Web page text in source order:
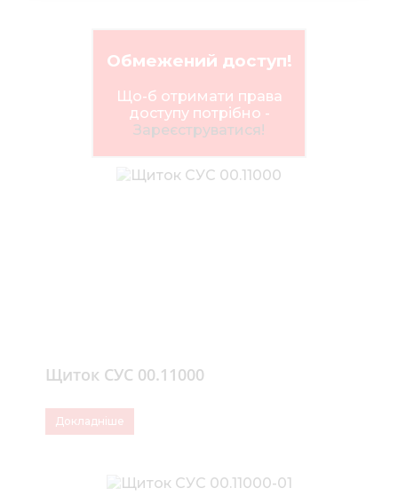
Обмежений доступ!
Що-б отримати права
доступу потрібно -
Зареєструватися!
Щиток СУС 00.11000
Докладніше